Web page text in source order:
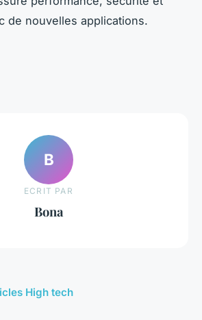
de nouvelles applications.
B
ECRIT PAR
Bona
High tech